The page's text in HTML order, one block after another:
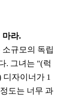
마라.
규모의 독립
. 그녀는 "(럭
자이너가 1
도는 너무 과